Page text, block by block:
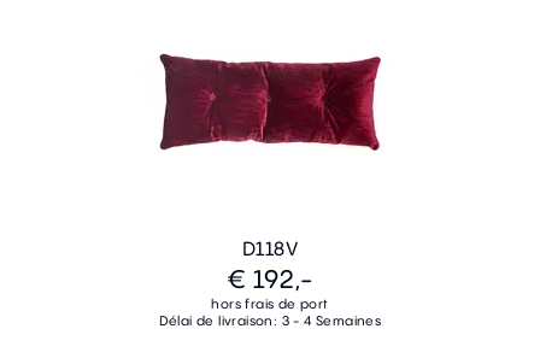
D118V
€ 192,-
hors frais de port
Délai de livraison: 3 - 4 Semaines